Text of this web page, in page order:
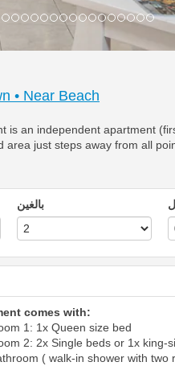
• Near Beach
is an independent apartment
just steps away from all
بالغين
comes with:
1: 1x Queen size bed
2: 2x Single beds or 1x king-
( walk-in shower with two